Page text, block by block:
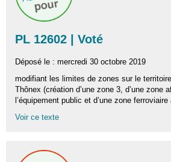
PL 12602 | Voté
Déposé le : mercredi 30 octobre 2019
modifiant les limites de zones sur le
Thônex (création d’une zone 3, d’une zone
l’équipement public et d’une zone
Voir ce texte